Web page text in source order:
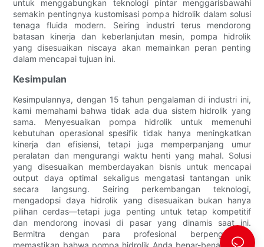
untuk menggabungkan teknologi pintar menggarisbawahi
semakin pentingnya kustomisasi pompa hidrolik dalam solusi
tenaga fluida modern. Seiring industri terus mendorong
batasan kinerja dan keberlanjutan mesin, pompa hidrolik
yang disesuaikan niscaya akan memainkan peran penting
dalam mencapai tujuan ini.
Kesimpulan
Kesimpulannya, dengan 15 tahun pengalaman di industri ini,
kami memahami bahwa tidak ada dua sistem hidrolik yang
sama. Menyesuaikan pompa hidrolik untuk memenuhi
kebutuhan operasional spesifik tidak hanya meningkatkan
kinerja dan efisiensi, tetapi juga memperpanjang umur
peralatan dan mengurangi waktu henti yang mahal. Solusi
yang disesuaikan memberdayakan bisnis untuk mencapai
output daya optimal sekaligus mengatasi tantangan unik
secara langsung. Seiring perkembangan teknologi,
mengadopsi daya hidrolik yang disesuaikan bukan hanya
pilihan cerdas—tetapi juga penting untuk tetap kompetitif
dan mendorong inovasi di pasar yang dinamis saat ini.
Bermitra dengan para profesional berpengalaman
memastikan bahwa pompa hidrolik Anda benar-benar sesuai